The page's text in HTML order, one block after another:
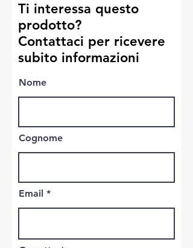
Ti interessa questo
prodotto?
Contattaci per ricevere
subito informazioni
Nome
Cognome
Email